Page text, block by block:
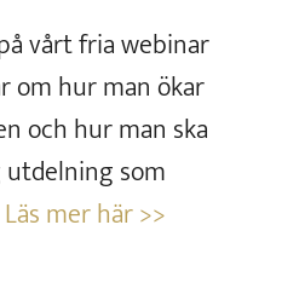
vårt fria webinar
om hur man ökar
och hur man ska
som
Läs mer här >>